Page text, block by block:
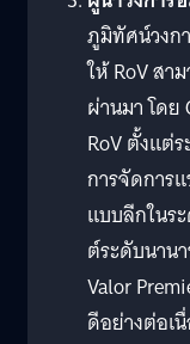
ภูมิทัศน์วงก
ให้ RoV สา
ผ่านมา โดย
RoV ตั้งแต่
การจัดการแ
แบบลีกในร
ต์ระดับนาน
Valor
ดีอย่างต่อเ